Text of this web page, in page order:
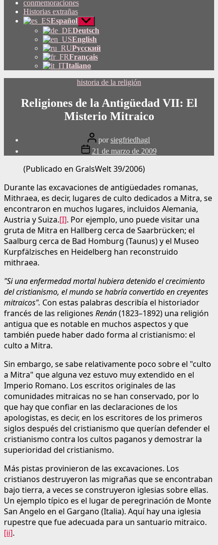
conmemoraciones
Historias extrañas
Español Mostrar
submenú
Deutsch
English
Русский
Français
Italiano
Categorías
historia de la religión
Religiones de la Antigüedad VII: El
Misterio Mitraico
Publicar
autor
porsiegfriedhagl
Fecha
de
publicación
21 de marzo de 2009
(Publicado en GralsWelt 39/2006)
Durante las excavaciones de antigüedades romanas,
Mithraea, es decir, lugares de culto dedicados a Mitra, se
encontraron en muchos lugares, incluidos Alemania,
Austria y Suiza.[I]. Por ejemplo, uno puede visitar una
gruta de Mitra en Hallberg cerca de Saarbrücken; el
Saalburg cerca de Bad Homburg (Taunus) y el Museo
Kurpfälzisches en Heidelberg han reconstruido
mithraea.
"Si una enfermedad mortal hubiera detenido el crecimiento
del cristianismo, el mundo se habría convertido en creyentes
mitraicos". Con estas palabras describía el historiador
francés de las religiones Renán(1823–1892) una religión
antigua que es notable en muchos aspectos y que
también puede haber dado forma al cristianismo: el
culto a Mitra.
Sin embargo, se sabe relativamente poco sobre el "culto
a Mitra" que alguna vez estuvo muy extendido en el
Imperio Romano. Los escritos originales de las
comunidades mitraicas no se han conservado, por lo
que hay que confiar en las declaraciones de los
apologistas, es decir, en los escritores de los primeros
siglos después del cristianismo que querían defender el
cristianismo contra los cultos paganos y demostrar la
superioridad del cristianismo.
Más pistas provinieron de las excavaciones. Los
cristianos destruyeron las migrañas que se encontraban
bajo tierra, a veces se construyeron iglesias sobre ellas.
Un ejemplo típico es el lugar de peregrinación de Monte
San Angelo en el Gargano (Italia). Aquí hay una iglesia
rupestre que fue adecuada para un santuario mitraico.
[ii].